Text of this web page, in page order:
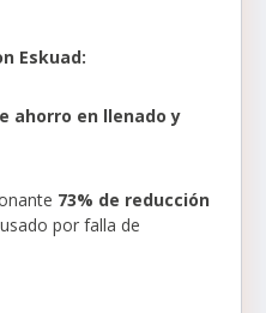
Eskuad:
ahorro en llenado y
73% de reducción
por falla de